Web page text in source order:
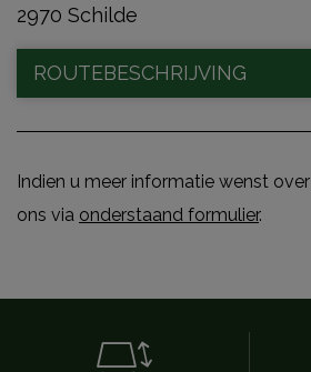
2970 Schilde
ROUTEBESCHRIJVING
Indien u meer informatie wenst
ons via onderstaand formulier.